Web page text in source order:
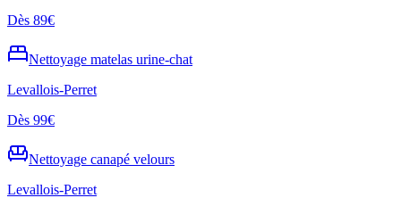
Dès 89€
Nettoyage matelas urine-chat
Levallois-Perret
Dès 99€
Nettoyage canapé velours
Levallois-Perret